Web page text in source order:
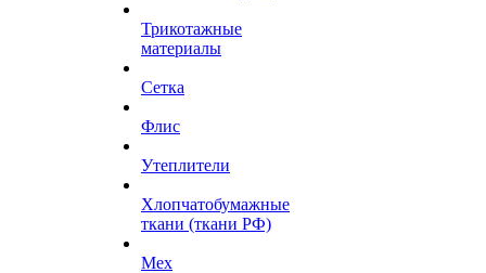
Трикотажные
материалы
Сетка
Флис
Утеплители
Хлопчатобумажные
ткани (ткани РФ)
Мех